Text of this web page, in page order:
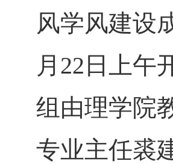
风学风建设
月22日上午
组由理学院
专业主任裘